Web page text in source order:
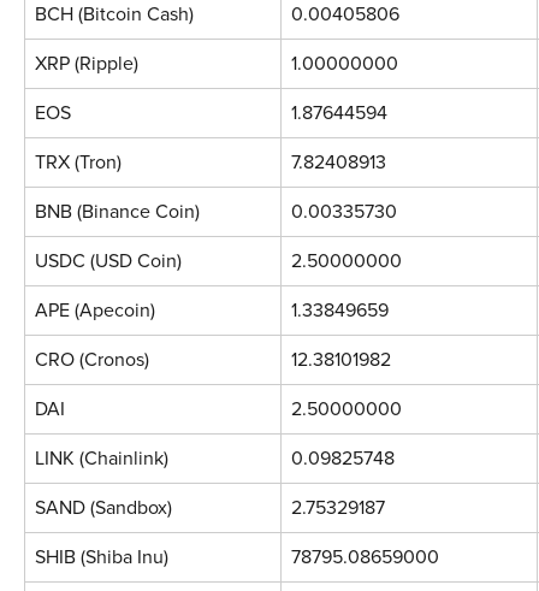
BCH (Bitcoin Cash) 0.00405806
XRP (Ripple) 1.00000000
EOS 1.87644594
TRX (Tron) 7.82408913
BNB (Binance Coin) 0.00335730
USDC (USD Coin) 2.50000000
APE (Apecoin) 1.33849659
CRO (Cronos) 12.38101982
DAI 2.50000000
LINK (Chainlink) 0.09825748
SAND (Sandbox) 2.75329187
SHIB (Shiba Inu) 78795.08659000